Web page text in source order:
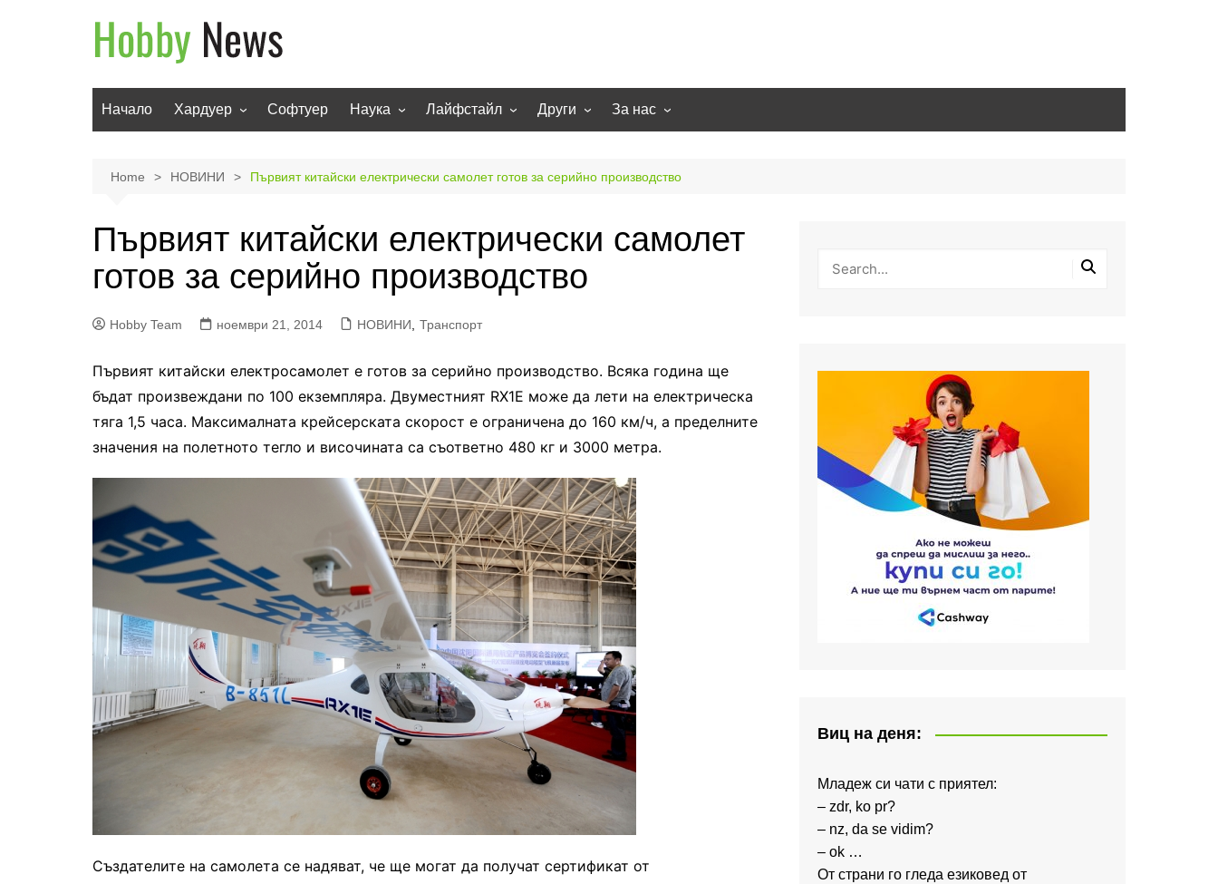
Начало Хардуер
Телевизори
Фото и видео
Софтуер Наука
Роботи
Лайфстайл
Игри
Осветление
Отопление/климатизация
Образование
Бизнес
Други
СТАТИИ
Помощна информация
UFO
За нас
Контакти
Home НОВИНИ Първият китайски електрически самолет готов за серийно производство
Първият китайски електрически самолет
готов за серийно производство
Hobby Team ноември 21, 2014 НОВИНИ Транспорт
Първият китайски електросамолет е готов за серийно производство. Всяка година ще
бъдат произвеждани по 100 екземпляра. Двуместният RX1E може да лети на електрическа
тяга 1,5 часа. Максималната крейсерската скорост е ограничена до 160 км/ч, а пределните
значения на полетното тегло и височината са съответно 480 кг и 3000 метра.
Създателите на самолета се надяват, че ще могат да получат сертификат от
Виц на деня:
Младеж си чати с приятел:
– zdr, ko pr?
– nz, da se vidim?
– ok …
От страни го гледа езиковед от